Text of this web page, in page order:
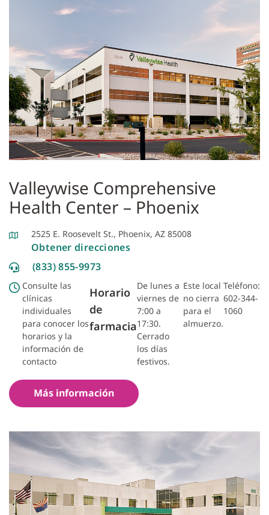
Valleywise Comprehensive
Health Center – Phoenix
2525 E. Roosevelt St., Phoenix, AZ 85008
Obtener direcciones
(833) 855-9973
Consulte las
clínicas
individuales
para conocer los
horarios y la
información de
contacto
Horario
de
farmacia
De lunes a
viernes de
7:00 a
17:30.
Cerrado
los días
festivos.
Este local
no cierra
para el
almuerzo.
Teléfono:
602-344-
1060
Más información